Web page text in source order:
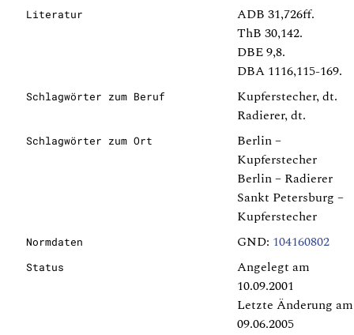
Literatur
ADB 31,726ff.
ThB 30,142.
DBE 9,8.
DBA 1116,115-169.
Schlagwörter zum Beruf
Kupferstecher, dt.
Radierer, dt.
Schlagwörter zum Ort
Berlin –
Kupferstecher
Berlin – Radierer
Sankt Petersburg –
Kupferstecher
Normdaten GND: 104160802
Status
Angelegt am
10.09.2001
Letzte Änderung am
09.06.2005